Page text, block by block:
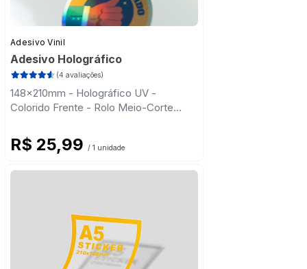
Adesivo Vinil
Adesivo Holográfico
(4 avaliações)
148x210mm - Holográfico UV -
Colorido Frente - Rolo Meio-Corte
R$ 25,99 / 1 unidade